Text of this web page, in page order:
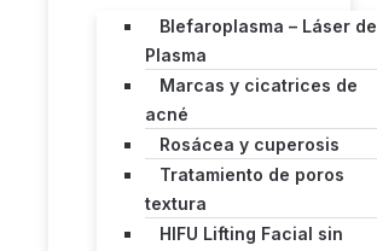
Blefaroplasma – Láser de
Plasma
Marcas y cicatrices de
acné
Rosácea y cuperosis
Tratamiento de poros
textura
HIFU Lifting Facial sin